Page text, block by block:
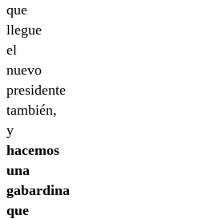
que
llegue
el
nuevo
presidente
también,
y
hacemos
una
gabardina
que